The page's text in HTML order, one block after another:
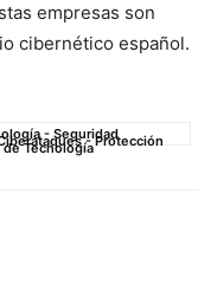
empresas son
cibernético español.
- Seguridad- Protección
Tecnología